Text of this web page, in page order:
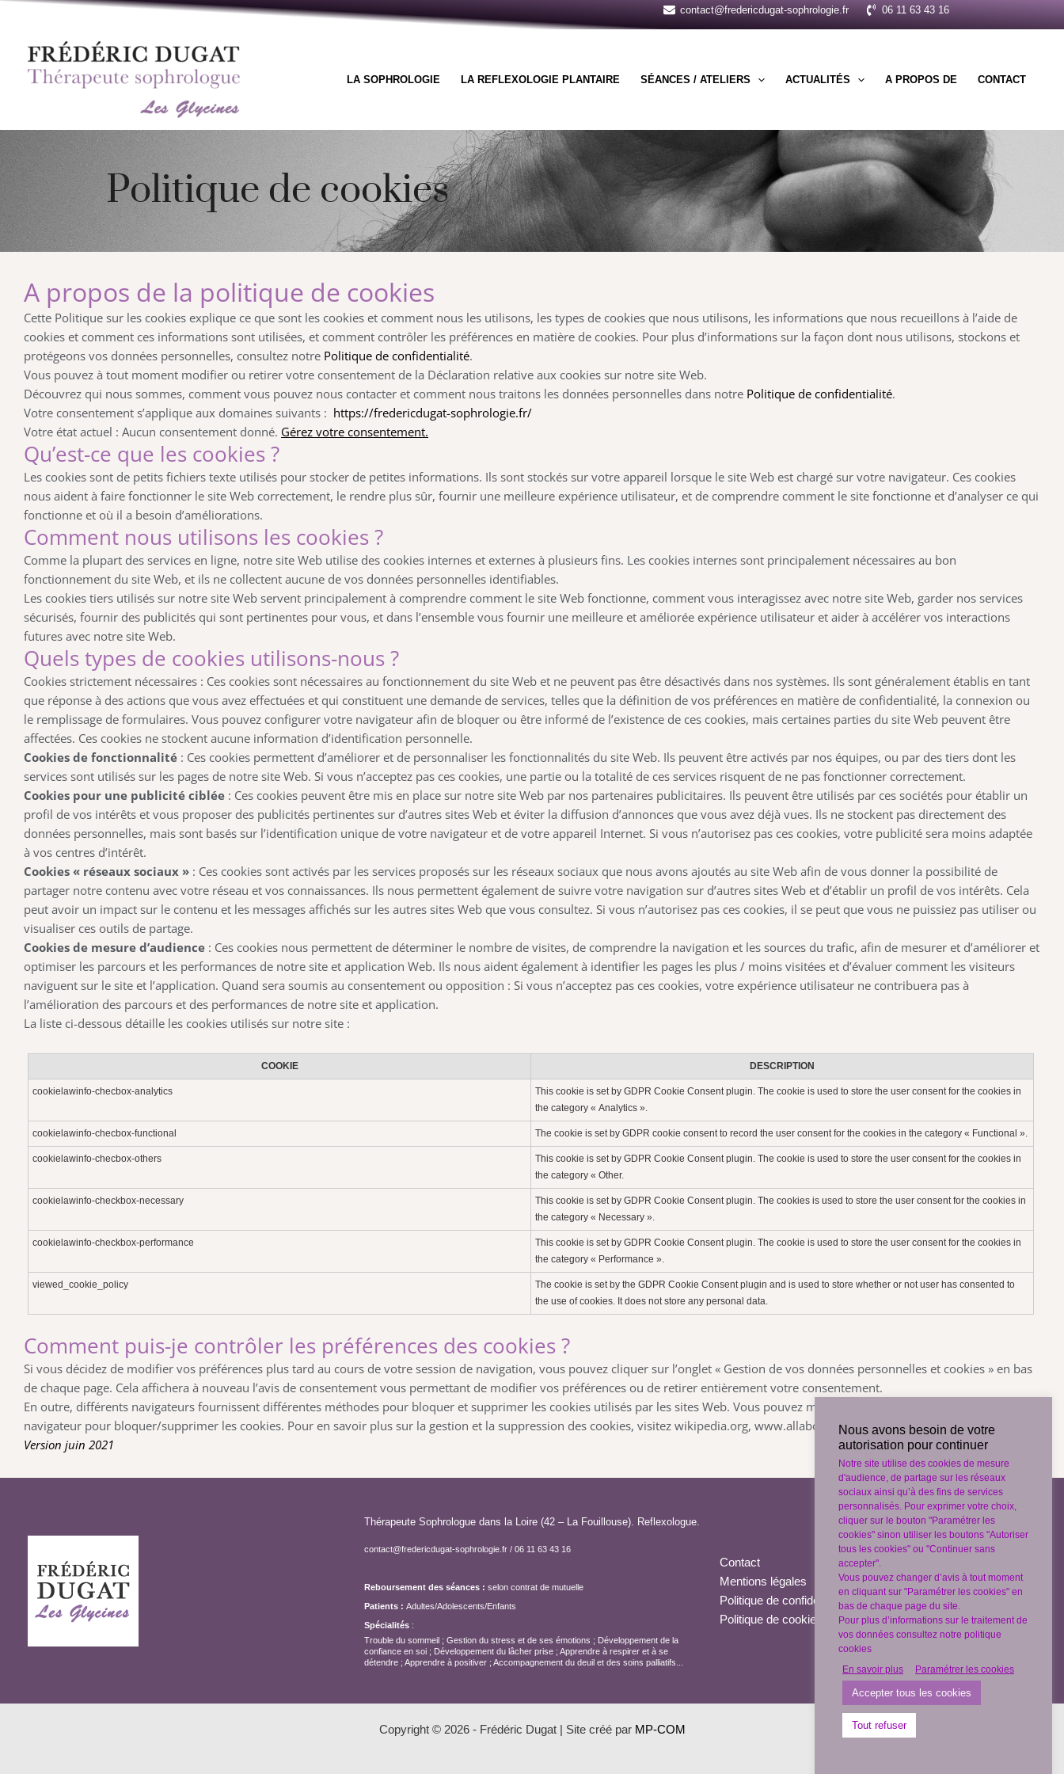
contenu
contact@fredericdugat-sophrologie.fr 06 11 63 43 16
LA SOPHROLOGIE LA REFLEXOLOGIE PLANTAIRE SÉANCES / ATELIERS ACTUALITÉS A PROPOS DE CONTACT
Politique de cookies
A propos de la politique de cookies
Cette Politique sur les cookies explique ce que sont les cookies et comment nous les utilisons, les types de cookies que nous utilisons, les informations que nous recueillons à l’aide de
cookies et comment ces informations sont utilisées, et comment contrôler les préférences en matière de cookies. Pour plus d’informations sur la façon dont nous utilisons, stockons et
protégeons vos données personnelles, consultez notre Politique de confidentialité.
Vous pouvez à tout moment modifier ou retirer votre consentement de la Déclaration relative aux cookies sur notre site Web.
Découvrez qui nous sommes, comment vous pouvez nous contacter et comment nous traitons les données personnelles dans notre Politique de confidentialité.
Votre consentement s’applique aux domaines suivants : https://fredericdugat-sophrologie.fr/
Votre état actuel : Aucun consentement donné. Gérez votre consentement.
Qu’est-ce que les cookies ?
Les cookies sont de petits fichiers texte utilisés pour stocker de petites informations. Ils sont stockés sur votre appareil lorsque le site Web est chargé sur votre navigateur. Ces cookies
nous aident à faire fonctionner le site Web correctement, le rendre plus sûr, fournir une meilleure expérience utilisateur, et de comprendre comment le site fonctionne et d’analyser ce qui
fonctionne et où il a besoin d’améliorations.
Comment nous utilisons les cookies ?
Comme la plupart des services en ligne, notre site Web utilise des cookies internes et externes à plusieurs fins. Les cookies internes sont principalement nécessaires au bon
fonctionnement du site Web, et ils ne collectent aucune de vos données personnelles identifiables.
Les cookies tiers utilisés sur notre site Web servent principalement à comprendre comment le site Web fonctionne, comment vous interagissez avec notre site Web, garder nos services
sécurisés, fournir des publicités qui sont pertinentes pour vous, et dans l’ensemble vous fournir une meilleure et améliorée expérience utilisateur et aider à accélérer vos interactions
futures avec notre site Web.
Quels types de cookies utilisons-nous ?
Cookies strictement nécessaires : Ces cookies sont nécessaires au fonctionnement du site Web et ne peuvent pas être désactivés dans nos systèmes. Ils sont généralement établis en tant
que réponse à des actions que vous avez effectuées et qui constituent une demande de services, telles que la définition de vos préférences en matière de confidentialité, la connexion ou
le remplissage de formulaires. Vous pouvez configurer votre navigateur afin de bloquer ou être informé de l’existence de ces cookies, mais certaines parties du site Web peuvent être
affectées. Ces cookies ne stockent aucune information d’identification personnelle.
Cookies de fonctionnalité : Ces cookies permettent d’améliorer et de personnaliser les fonctionnalités du site Web. Ils peuvent être activés par nos équipes, ou par des tiers dont les
services sont utilisés sur les pages de notre site Web. Si vous n’acceptez pas ces cookies, une partie ou la totalité de ces services risquent de ne pas fonctionner correctement.
Cookies pour une publicité ciblée : Ces cookies peuvent être mis en place sur notre site Web par nos partenaires publicitaires. Ils peuvent être utilisés par ces sociétés pour établir un
profil de vos intérêts et vous proposer des publicités pertinentes sur d’autres sites Web et éviter la diffusion d’annonces que vous avez déjà vues. Ils ne stockent pas directement des
données personnelles, mais sont basés sur l’identification unique de votre navigateur et de votre appareil Internet. Si vous n’autorisez pas ces cookies, votre publicité sera moins adaptée
à vos centres d’intérêt.
Cookies « réseaux sociaux » : Ces cookies sont activés par les services proposés sur les réseaux sociaux que nous avons ajoutés au site Web afin de vous donner la possibilité de
partager notre contenu avec votre réseau et vos connaissances. Ils nous permettent également de suivre votre navigation sur d’autres sites Web et d’établir un profil de vos intérêts. Cela
peut avoir un impact sur le contenu et les messages affichés sur les autres sites Web que vous consultez. Si vous n’autorisez pas ces cookies, il se peut que vous ne puissiez pas utiliser ou
visualiser ces outils de partage.
Cookies de mesure d’audience : Ces cookies nous permettent de déterminer le nombre de visites, de comprendre la navigation et les sources du trafic, afin de mesurer et d’améliorer et
optimiser les parcours et les performances de notre site et application Web. Ils nous aident également à identifier les pages les plus / moins visitées et d’évaluer comment les visiteurs
naviguent sur le site et l’application. Quand sera soumis au consentement ou opposition : Si vous n’acceptez pas ces cookies, votre expérience utilisateur ne contribuera pas à
l’amélioration des parcours et des performances de notre site et application.
La liste ci-dessous détaille les cookies utilisés sur notre site :
COOKIE DESCRIPTION
cookielawinfo-checbox-analytics
This cookie is set by GDPR Cookie Consent plugin. The cookie is used to store the user consent for the cookies in
the category « Analytics ».
cookielawinfo-checbox-functional The cookie is set by GDPR cookie consent to record the user consent for the cookies in the category « Functional ».
cookielawinfo-checbox-others
This cookie is set by GDPR Cookie Consent plugin. The cookie is used to store the user consent for the cookies in
the category « Other.
cookielawinfo-checkbox-necessary
This cookie is set by GDPR Cookie Consent plugin. The cookies is used to store the user consent for the cookies in
the category « Necessary ».
cookielawinfo-checkbox-performance
This cookie is set by GDPR Cookie Consent plugin. The cookie is used to store the user consent for the cookies in
the category « Performance ».
viewed_cookie_policy
The cookie is set by the GDPR Cookie Consent plugin and is used to store whether or not user has consented to
the use of cookies. It does not store any personal data.
Comment puis-je contrôler les préférences des cookies ?
Si vous décidez de modifier vos préférences plus tard au cours de votre session de navigation, vous pouvez cliquer sur l’onglet « Gestion de vos données personnelles et cookies » en bas
de chaque page. Cela affichera à nouveau l’avis de consentement vous permettant de modifier vos préférences ou de retirer entièrement votre consentement.
En outre, différents navigateurs fournissent différentes méthodes pour bloquer et supprimer les cookies utilisés par les sites Web. Vous pouvez modifier les paramètres de votre
navigateur pour bloquer/supprimer les cookies. Pour en savoir plus sur la gestion et la suppression des cookies, visitez wikipedia.org, www.allaboutcookies.org.
Version juin 2021
Thérapeute Sophrologue dans la Loire (42 – La Fouillouse). Reflexologue.
contact@fredericdugat-sophrologie.fr/ 06 11 63 43 16
Reboursement des séances : selon contrat de mutuelle
Patients : Adultes/Adolescents/Enfants
Spécialités :
Trouble du sommeil ; Gestion du stress et de ses émotions ; Développement de la
confiance en soi ; Développement du lâcher prise ; Apprendre à respirer et à se
détendre ; Apprendre à positiver ; Accompagnement du deuil et des soins palliatifs...
Contact
Mentions légales
Politique de confidentialité
Politique de cookies / Gérer mes cookies
Copyright © 2026 - Frédéric Dugat | Site créé par MP-COM
Nous avons besoin de votre
autorisation pour continuer
Notre site utilise des cookies de mesure
d'audience, de partage sur les réseaux
sociaux ainsi qu’à des fins de services
personnalisés. Pour exprimer votre choix,
cliquer sur le bouton "Paramétrer les
cookies" sinon utiliser les boutons "Autoriser
tous les cookies" ou "Continuer sans
accepter".
Vous pouvez changer d’avis à tout moment
en cliquant sur "Paramétrer les cookies" en
bas de chaque page du site.
Pour plus d’informations sur le traitement de
vos données consultez notre politique
cookies
En savoir plus
Paramétrer les cookies
Accepter tous les cookies
Tout refuser